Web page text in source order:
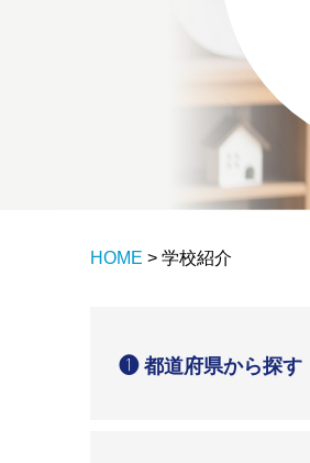
HOME > 学校紹介
❶ 都道府県から探す